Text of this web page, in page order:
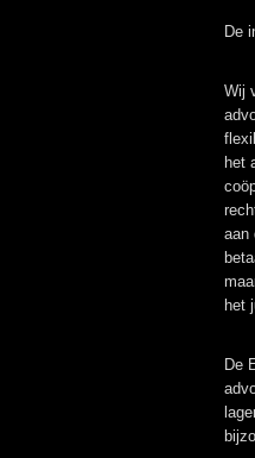
De
Wij
het
aan
het
De